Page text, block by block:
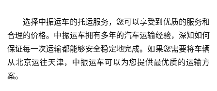
选择中振运车的托运服务，您可以享受到优质的服务和
合理的价格。中振运车拥有多年的汽车运输经验，深知如何
保证每一次运输都能够安全稳定地完成。如果您需要将车辆
从北京运往天津，中振运车可以为您提供最优质的运输方
案。